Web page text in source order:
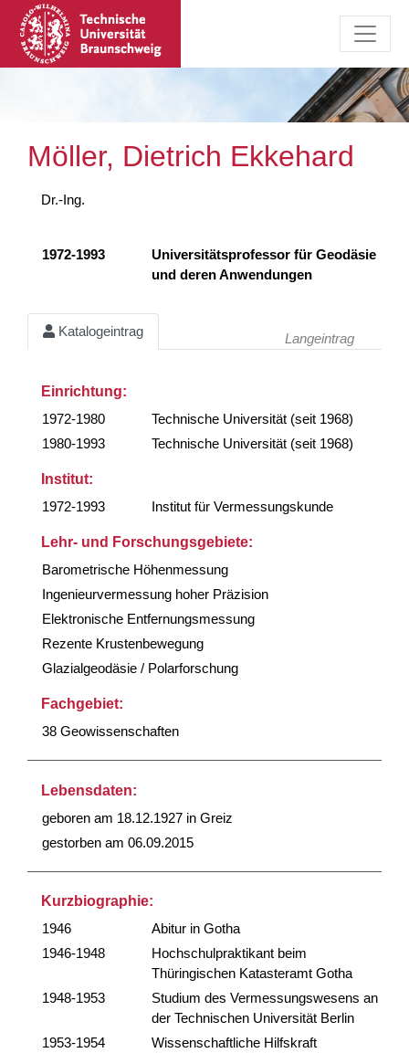
Möller, Dietrich Ekkehard
Dr.-Ing.
1972-1993
Universitätsprofessor für Geodäsie
und deren Anwendungen
Katalogeintrag Langeintrag
Einrichtung:
1972-1980
Technische Universität (seit 1968)
1980-1993
Technische Universität (seit 1968)
Institut:
1972-1993
Institut für Vermessungskunde
Lehr- und Forschungsgebiete:
Barometrische Höhenmessung
Ingenieurvermessung hoher Präzision
Elektronische Entfernungsmessung
Rezente Krustenbewegung
Glazialgeodäsie / Polarforschung
Fachgebiet:
38 Geowissenschaften
Lebensdaten:
geboren am 18.12.1927 in Greiz
gestorben am 06.09.2015
Kurzbiographie:
1946
Abitur in Gotha
1946-1948
Hochschulpraktikant beim
Thüringischen Katasteramt Gotha
1948-1953
Studium des Vermessungswesens an
der Technischen Universität Berlin
1953-1954
Wissenschaftliche Hilfskraft